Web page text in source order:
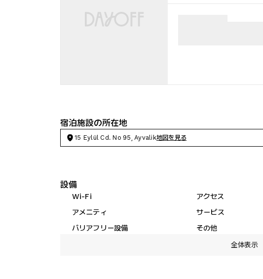
宿泊施設の所在地
15 Eylül Cd. No 95, Ayvalik地図を見る
設備
Wi-Fi アクセス
アメニティ
サービス
バリアフリー設備
その他
全体表示